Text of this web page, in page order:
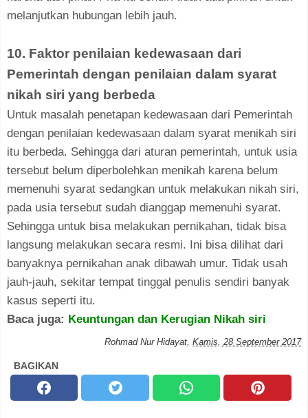
melanjutkan hubungan lebih jauh.
10. Faktor penilaian kedewasaan dari
Pemerintah dengan penilaian dalam syarat
nikah siri yang berbeda
Untuk masalah penetapan kedewasaan dari Pemerintah
dengan penilaian kedewasaan dalam syarat menikah siri
itu berbeda. Sehingga dari aturan pemerintah, untuk usia
tersebut belum diperbolehkan menikah karena belum
memenuhi syarat sedangkan untuk melakukan nikah siri,
pada usia tersebut sudah dianggap memenuhi syarat.
Sehingga untuk bisa melakukan pernikahan, tidak bisa
langsung melakukan secara resmi. Ini bisa dilihat dari
banyaknya pernikahan anak dibawah umur. Tidak usah
jauh-jauh, sekitar tempat tinggal penulis sendiri banyak
kasus seperti itu.
Baca juga: Keuntungan dan Kerugian Nikah siri
Rohmad Nur Hidayat, Kamis, 28 September 2017
BAGIKAN